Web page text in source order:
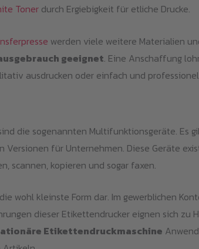
Toner durch Ergiebigkeit für etliche Drucke.
werden viele weitere Materialien
geeignet. Eine Anschaffung
ausdrucken oder einfach und
die sogenannten Multifunktionsgeräte. Es
für Unternehmen. Diese Geräte
scannen, kopieren und sogar faxen.
wohl kleinste Form dar. Im gewerblichen
dieser Etikettendrucker eignen sich zu
Etikettendruckmaschine